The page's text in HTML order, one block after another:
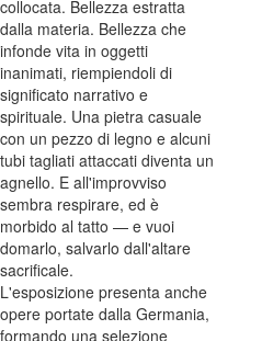
collocata. Bellezza estratta
dalla materia. Bellezza che
infonde vita in oggetti
inanimati, riempiendoli di
significato narrativo e
spirituale. Una pietra casuale
con un pezzo di legno e alcuni
tubi tagliati attaccati diventa un
agnello. E all'improvviso
sembra respirare, ed è
morbido al tatto — e vuoi
domarlo, salvarlo dall'altare
sacrificale.
L'esposizione presenta anche
opere portate dalla Germania,
formando una selezione